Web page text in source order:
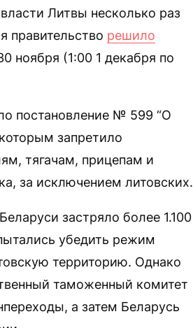
Литвы несколько раз
правительство решило
ноября (1:00 1 декабря по
постановление № 599 “О
запретило
тягачам, прицепам и
за исключением литовских.
застряло более 1.100
убедить режим
территорию. Однако
таможенный комитет
а затем Беларусь